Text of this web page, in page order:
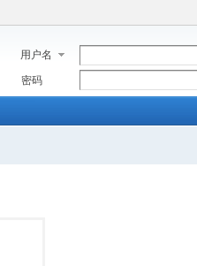
用户名
密码